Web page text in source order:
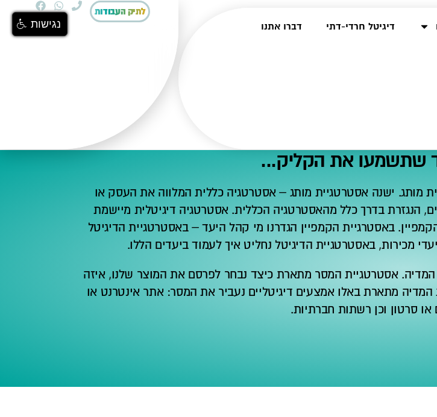
דיגיטל חרדי-דתי דברו אתנו
לתיק העבודות
שתשמעו את הקליק...
מותג. ישנה אסטרטגיית מותג – אסטרטגיה כללית המלווה את העסק או
הנגזרת בדרך כלל מהאסטרטגיה הכללית.אסטרטגיה דיגיטלית מיישמת
באסטרגיית הקמפיין הגדרנו מי קהל היעד – באסטרטגיית הדיגיטל
מכירות, באסטרטגיית הדיגיטל נחליט איך לעמוד ביעדים הללו.
אסטרטגיית המסר מתארת כיצד נבחר לפרסם את המוצר שלנו, איזה
מתארת באלו אמצעים דיגיטליים נעביר את המסר: אתר אינטרנט או
סרטון וכן רשתות חברתיות.
נגישות